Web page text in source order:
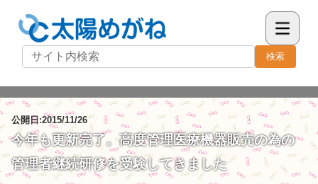
検索
公開日:2015/11/26
今年も更新完了。高度管理医療機器販売の為の
管理者継続研修を受験してきました